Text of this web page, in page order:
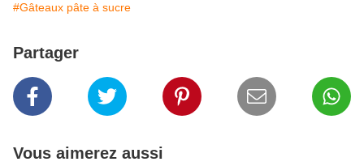
#Gâteaux pâte à sucre
Partager
Vous aimerez aussi